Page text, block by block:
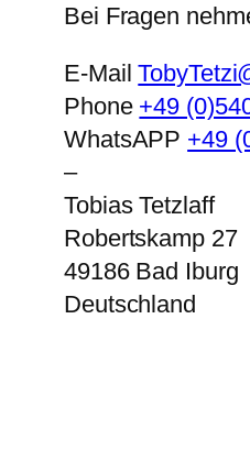
Bei Fragen
E-Mail
Phone +49
WhatsAPP +49
–
Tobias Tetzlaff
Robertskamp 27
49186 Bad Iburg
Deutschland